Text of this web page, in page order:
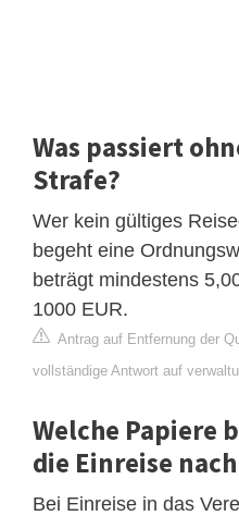
Was passiert
Strafe?
Wer kein gültiges
begeht eine
beträgt mindestens
1000 EUR.
Antrag auf Entfernung der
vollständige Antwort auf
Welche Papiere
die Einreise
Bei Einreise in das